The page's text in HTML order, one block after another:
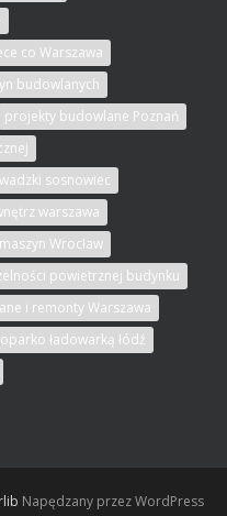
co Warszawa
budowlanych
projekty budowlane Poznań
sosnowiec
warszawa
Wrocław
powietrznej budynku
i remonty Warszawa
ładowarką łódź
Napędzany przez WordPress